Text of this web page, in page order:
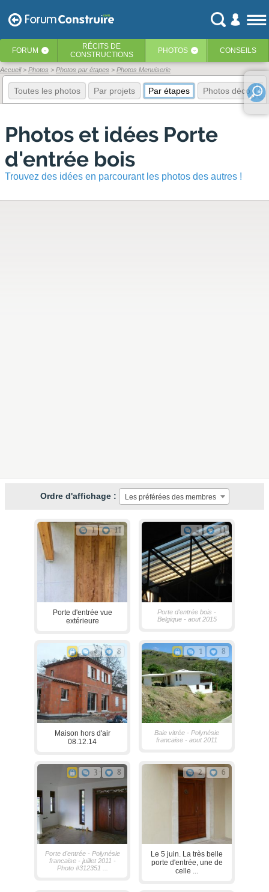
FORUM ‹ RÉCITS DE
CONSTRUCTIONS
PHOTOS ‹ CONSEILS
Accueil Photos Photos par étapes Photos Menuiserie
Toutes les photos Par projets Par étapes Photos déco
Photos et idées Porte
d'entrée bois
Trouvez des idées en parcourant les photos des autres !
Ordre d'affichage : Les préférées des membres
1 11
Porte d'entrée vue
extérieure
1 11
Porte d'entrée bois -
Belgique - aout 2015
4 8
Maison hors d'air
08.12.14
1 8
Baie vitrée - Polynésie
francaise - aout 2011
3 8
Porte d'entrée - Polynésie
francaise - juillet 2011 -
Photo #312351 ...
2 6
Le 5 juin. La très belle
porte d'entrée, une de
celle ...